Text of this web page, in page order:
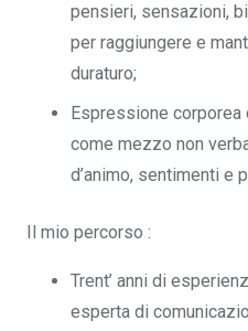
pensieri, sensazioni,
per raggiungere e
duraturo;
Espressione corporea
come mezzo non
d’animo, sentimenti e
Il mio percorso :
Trent’ anni di
esperta di